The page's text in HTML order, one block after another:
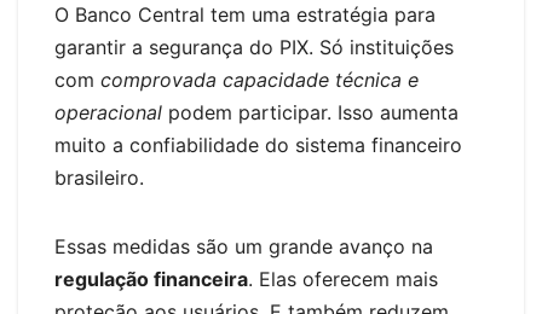
O Banco Central tem uma estratégia para
garantir a segurança do PIX. Só instituições
com comprovada capacidade técnica e
operacional podem participar. Isso aumenta
muito a confiabilidade do sistema financeiro
brasileiro.
Essas medidas são um grande avanço na
regulação financeira. Elas oferecem mais